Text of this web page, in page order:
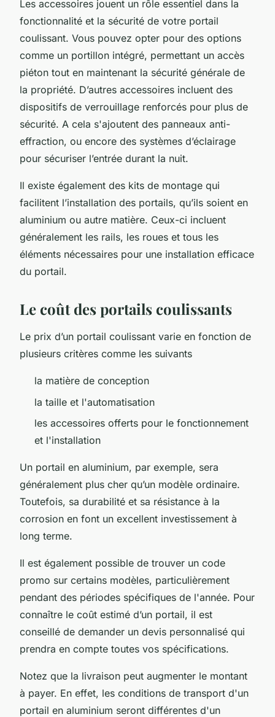
Les accessoires jouent un rôle essentiel dans la
fonctionnalité et la sécurité de votre portail
coulissant. Vous pouvez opter pour des options
comme un portillon intégré, permettant un accès
piéton tout en maintenant la sécurité générale de
la propriété. D’autres accessoires incluent des
dispositifs de verrouillage renforcés pour plus de
sécurité. A cela s'ajoutent des panneaux anti-
effraction, ou encore des systèmes d’éclairage
pour sécuriser l’entrée durant la nuit.
Il existe également des kits de montage qui
facilitent l’installation des portails, qu’ils soient en
aluminium ou autre matière. Ceux-ci incluent
généralement les rails, les roues et tous les
éléments nécessaires pour une installation efficace
du portail.
Le coût des portails coulissants
Le prix d’un portail coulissant varie en fonction de
plusieurs critères comme les suivants
la matière de conception
la taille et l'automatisation
les accessoires offerts pour le fonctionnement
et l'installation
Un portail en aluminium, par exemple, sera
généralement plus cher qu’un modèle ordinaire.
Toutefois, sa durabilité et sa résistance à la
corrosion en font un excellent investissement à
long terme.
Il est également possible de trouver un code
promo sur certains modèles, particulièrement
pendant des périodes spécifiques de l'année. Pour
connaître le coût estimé d’un portail, il est
conseillé de demander un devis personnalisé qui
prendra en compte toutes vos spécifications.
Notez que la livraison peut augmenter le montant
à payer. En effet, les conditions de transport d'un
portail en aluminium seront différentes d'un